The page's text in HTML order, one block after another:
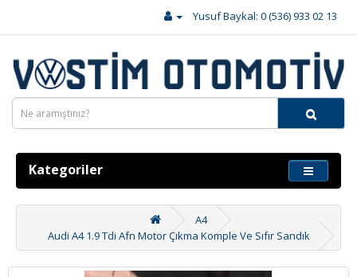
Yusuf Baykal: 0 (536) 933 02 13
Kategoriler
A4
Audi A4 1.9 Tdi Afn Motor Çıkma Komple Ve Sıfır Sandık